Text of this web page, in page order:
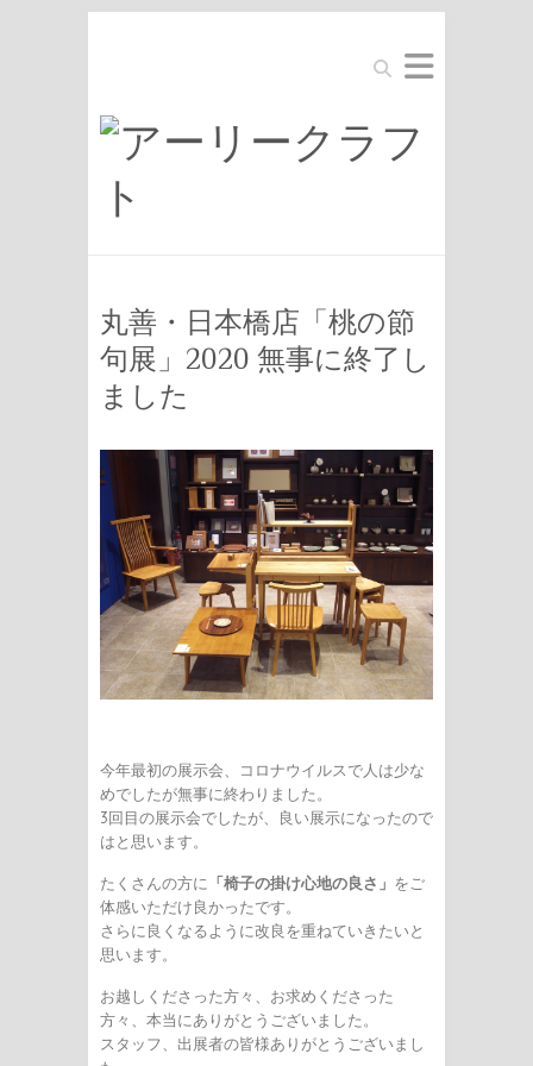
Search
丸善・日本橋店「桃の節
句展」2020 無事に終了し
ました
今年最初の展示会、コロナウイルスで人は少な
めでしたが無事に終わりました。
3回目の展示会でしたが、良い展示になったので
はと思います。
たくさんの方に 「椅子の掛け心地の良さ」 をご
体感いただけ良かったです。
さらに良くなるように改良を重ねていきたいと
思います。
お越しくださった方々、お求めくださった
方々、本当にありがとうございました。
スタッフ、出展者の皆様ありがとうございまし